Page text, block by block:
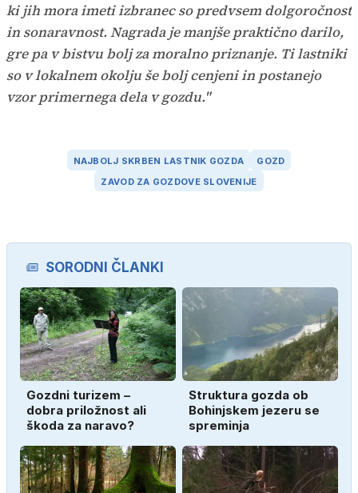
ki jih mora imeti izbranec so predvsem dolgoročnost
in sonaravnost. Nagrada je manjše praktično darilo,
gre pa v bistvu bolj za moralno priznanje. Ti lastniki
so v lokalnem okolju še bolj cenjeni in postanejo
vzor primernega dela v gozdu."
NAJBOLJ SKRBEN LASTNIK GOZDA
GOZD
ZAVOD ZA GOZDOVE SLOVENIJE
SORODNI ČLANKI
Gozdni turizem –
dobra priložnost ali
škoda za naravo?
Struktura gozda ob
Bohinjskem jezeru se
spreminja